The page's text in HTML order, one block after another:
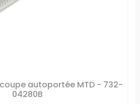
autoportée MTD - 732-
04280B